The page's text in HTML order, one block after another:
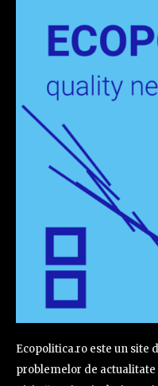
Ecopolitica.ro este un site
problemelor de